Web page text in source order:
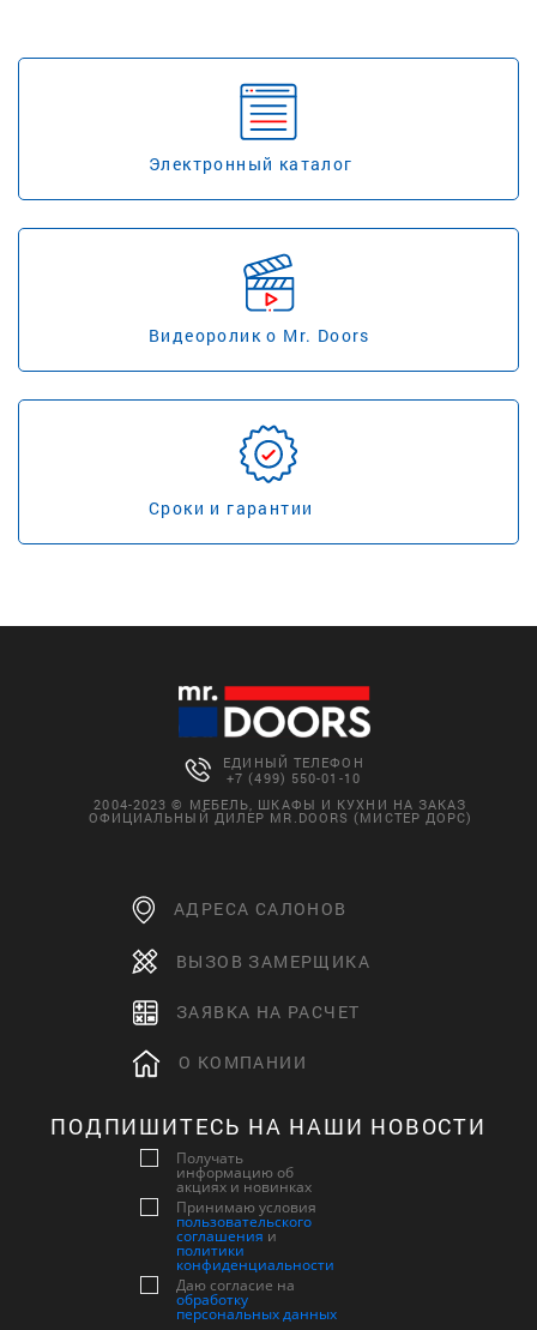
Электронный каталог
Видеоролик о Mr. Doors
Сроки и гарантии
ЕДИНЫЙ ТЕЛЕФОН
+7 (499) 550-01-10
2004-2023 © МЕБЕЛЬ, ШКАФЫ И КУХНИ НА ЗАКАЗ
ОФИЦИАЛЬНЫЙ ДИЛЕР MR.DOORS (МИСТЕР ДОРС)
АДРЕСА САЛОНОВ
ВЫЗОВ ЗАМЕРЩИКА
ЗАЯВКА НА РАСЧЕТ
О КОМПАНИИ
ПОДПИШИТЕСЬ НА НАШИ НОВОСТИ
Получать
информацию об
акциях и новинках
Принимаю условия
пользовательского
соглашения и
политики
конфиденциальности
Даю согласие на
обработку
персональных данных